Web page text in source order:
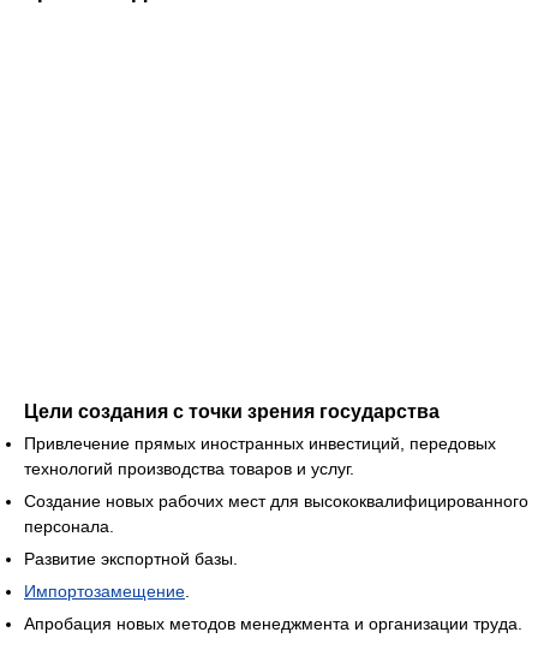
Цели создания с точки зрения государства
Привлечение прямых иностранных инвестиций, передовых
технологий производства товаров и услуг.
Создание новых рабочих мест для высококвалифицированного
персонала.
Развитие экспортной базы.
Импортозамещение
Апробация новых методов менеджмента и организации труда.